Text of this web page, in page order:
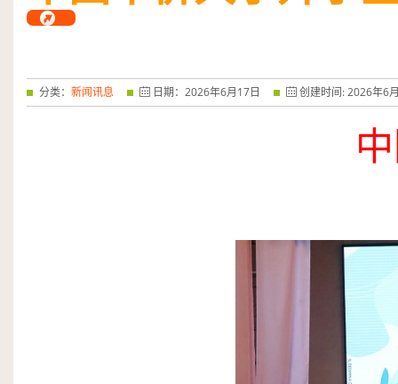
分类： 新闻讯息 日期： 2026年6月17日 创建时间:2026年6